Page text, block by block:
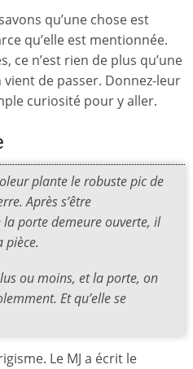
qu’une chose est
qu’elle est mentionnée.
ce n’est rien de plus qu’une
de passer. Donnez-leur
curiosité pour y aller.
plante le robuste pic de
Après s’être
porte demeure ouverte, il
pièce.
ou moins, et la porte, on
Et qu’elle se
Le MJ a écrit le